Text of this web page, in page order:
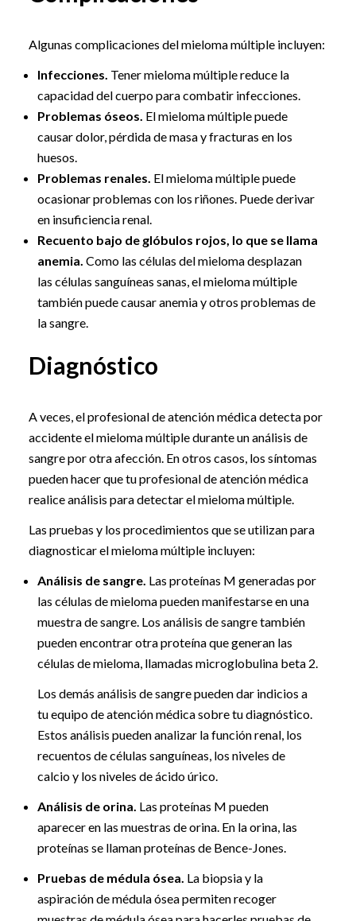
Algunas complicaciones del mieloma múltiple incluyen:
Infecciones. Tener mieloma múltiple reduce la
capacidad del cuerpo para combatir infecciones.
Problemas óseos. El mieloma múltiple puede
causar dolor, pérdida de masa y fracturas en los
huesos.
Problemas renales. El mieloma múltiple puede
ocasionar problemas con los riñones. Puede derivar
en insuficiencia renal.
Recuento bajo de glóbulos rojos, lo que se llama
anemia. Como las células del mieloma desplazan
las células sanguíneas sanas, el mieloma múltiple
también puede causar anemia y otros problemas de
la sangre.
Diagnóstico
A veces, el profesional de atención médica detecta por
accidente el mieloma múltiple durante un análisis de
sangre por otra afección. En otros casos, los síntomas
pueden hacer que tu profesional de atención médica
realice análisis para detectar el mieloma múltiple.
Las pruebas y los procedimientos que se utilizan para
diagnosticar el mieloma múltiple incluyen:
Análisis de sangre. Las proteínas M generadas por
las células de mieloma pueden manifestarse en una
muestra de sangre. Los análisis de sangre también
pueden encontrar otra proteína que generan las
células de mieloma, llamadas microglobulina beta 2.
Los demás análisis de sangre pueden dar indicios a
tu equipo de atención médica sobre tu diagnóstico.
Estos análisis pueden analizar la función renal, los
recuentos de células sanguíneas, los niveles de
calcio y los niveles de ácido úrico.
Análisis de orina. Las proteínas M pueden
aparecer en las muestras de orina. En la orina, las
proteínas se llaman proteínas de Bence-Jones.
Pruebas de médula ósea. La biopsia y la
aspiración de médula ósea permiten recoger